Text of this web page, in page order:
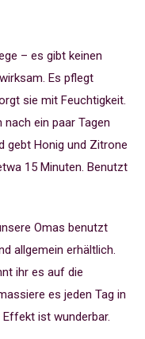
– es gibt keinen
Es pflegt
sie mit Feuchtigkeit.
ein paar Tagen
gebt Honig und Zitrone
15 Minuten. Benutzt
Omas benutzt
allgemein erhältlich.
ihr es auf die
es jeden Tag in
ist wunderbar.